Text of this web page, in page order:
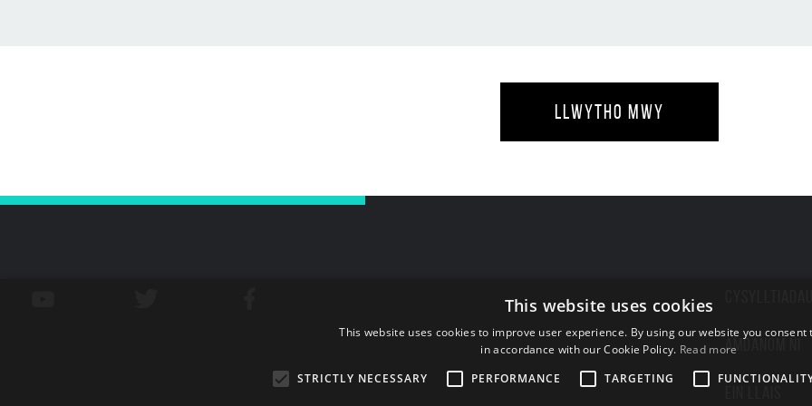
LLWYTHO MWY
AMDANOM NI
This website uses cookies
This website uses cookies to improve user experience. By using our website you consent
in accordance with our Cookie Policy. Read more
STRICTLY NECESSARY
PERFORMANCE TARGETING